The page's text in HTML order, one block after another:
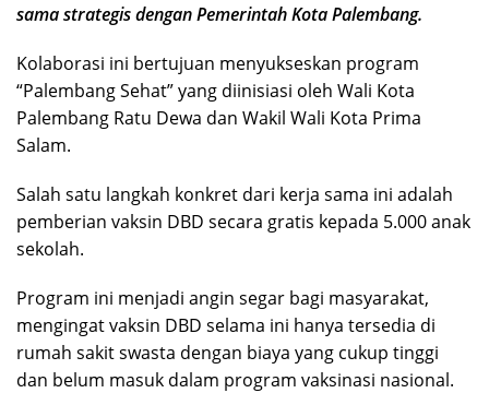
sama strategis dengan Pemerintah Kota Palembang.
Kolaborasi ini bertujuan menyukseskan program
“Palembang Sehat” yang diinisiasi oleh Wali Kota
Palembang Ratu Dewa dan Wakil Wali Kota Prima
Salam.
Salah satu langkah konkret dari kerja sama ini adalah
pemberian vaksin DBD secara gratis kepada 5.000 anak
sekolah.
Program ini menjadi angin segar bagi masyarakat,
mengingat vaksin DBD selama ini hanya tersedia di
rumah sakit swasta dengan biaya yang cukup tinggi
dan belum masuk dalam program vaksinasi nasional.